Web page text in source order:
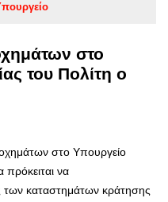
στο
του Πολίτη ο
στο Υπουργείο
να
των καταστημάτων κράτησης